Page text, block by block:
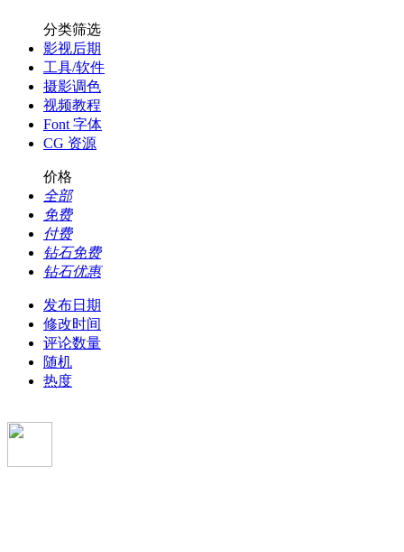
分类筛选
影视后期
工具/软件
摄影调色
视频教程
Font 字体
CG 资源
价格
全部
免费
付费
钻石免费
钻石优惠
发布日期
修改时间
评论数量
随机
热度